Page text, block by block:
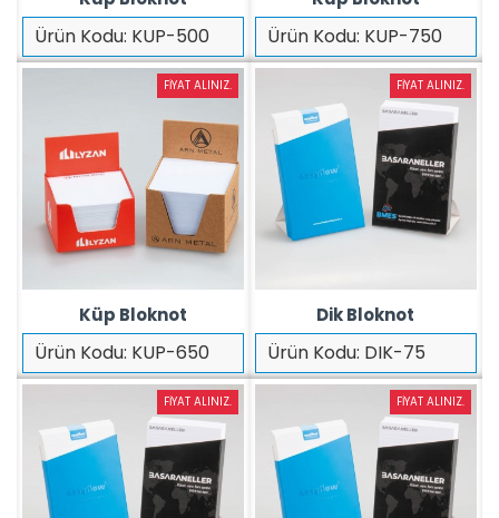
Ürün Kodu: KUP-500 Ürün Kodu: KUP-750
FIYAT ALINIZ.
Ürün Kodu: KUP-650
Küp Bloknot
FIYAT ALINIZ.
Ürün Kodu: DIK-75
Dik Bloknot
FIYAT ALINIZ. FIYAT ALINIZ.